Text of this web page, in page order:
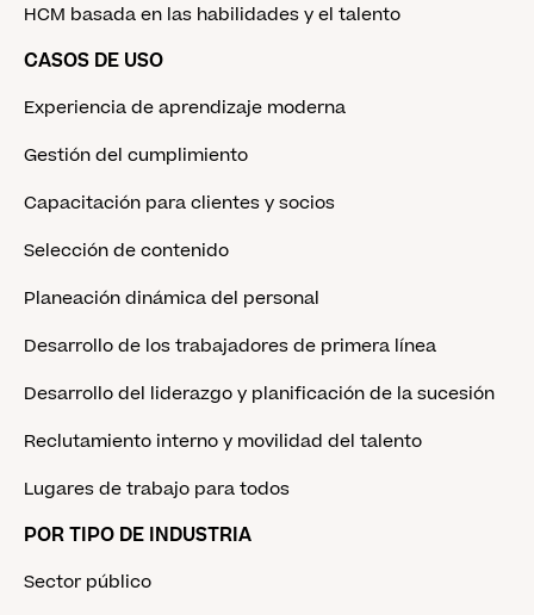
HCM basada en las habilidades y el talento
CASOS DE USO
Experiencia de aprendizaje moderna
Gestión del cumplimiento
Capacitación para clientes y socios
Selección de contenido
Planeación dinámica del personal
Desarrollo de los trabajadores de primera línea
Desarrollo del liderazgo y planificación de la sucesión
Reclutamiento interno y movilidad del talento
Lugares de trabajo para todos
POR TIPO DE INDUSTRIA
Sector público